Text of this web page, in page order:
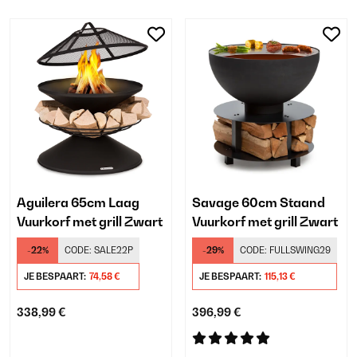
Aguilera 65cm Laag
Vuurkorf met grill Zwart
-22% CODE: SALE22P
JE BESPAART: 74,58 €
338,99 €
Savage 60cm Staand
Vuurkorf met grill Zwart
-29% CODE: FULLSWING29
JE BESPAART: 115,13 €
396,99 €